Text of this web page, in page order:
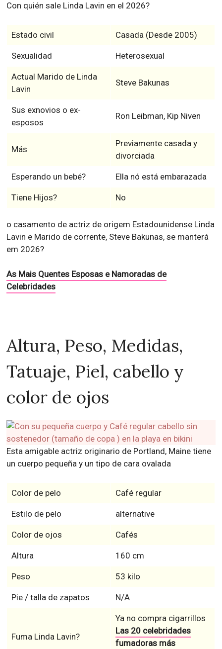
Con quién sale Linda Lavin en el 2026?
Estado civil Casada (Desde 2005)
Sexualidad Heterosexual
Actual Marido de Linda
Lavin
Steve Bakunas
Sus exnovios o ex-
esposos
Ron Leibman, Kip Niven
Más
Previamente casada y
divorciada
Esperando un bebé? Ella nó está embarazada
Tiene Hijos? No
o casamento de actriz de origem Estadounidense Linda
Lavin e Marido de corrente, Steve Bakunas, se manterá
em 2026?
As Mais Quentes Esposas e Namoradas de
Celebridades
Altura, Peso, Medidas,
Tatuaje, Piel, cabello y
color de ojos
Esta amigable actriz originario de Portland, Maine tiene
un cuerpo pequeña y un tipo de cara ovalada
Color de pelo Café regular
Estilo de pelo alternative
Color de ojos Cafés
Altura 160 cm
Peso 53 kilo
Pie / talla de zapatos N/A
Fuma Linda Lavin?
Ya no compra cigarrillos
Las 20 celebridades
fumadoras más